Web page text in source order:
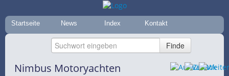
Startseite News Index Kontakt
Nimbus Motoryachten